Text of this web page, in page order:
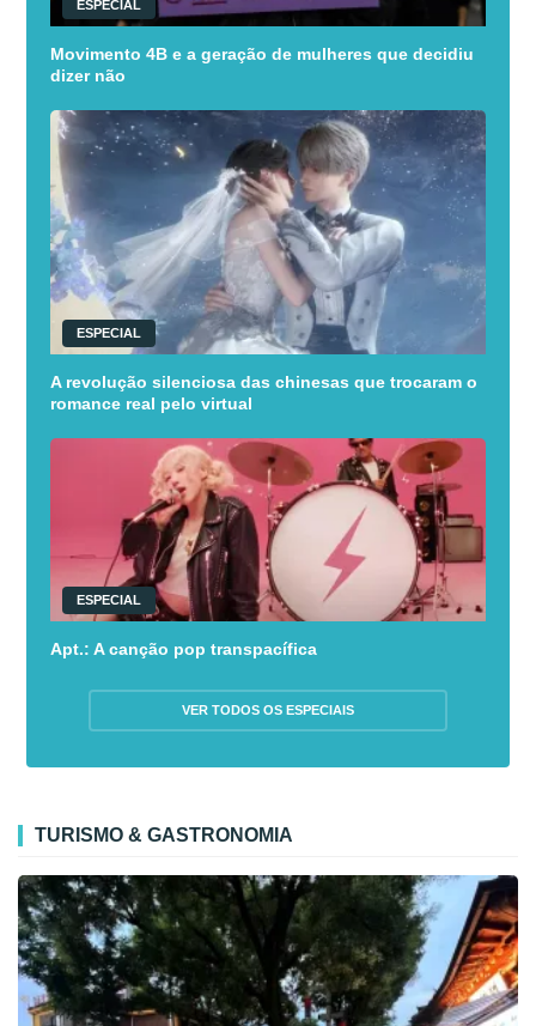
ESPECIAL
Movimento 4B e a geração de mulheres que decidiu
dizer não
ESPECIAL
A revolução silenciosa das chinesas que trocaram o
romance real pelo virtual
ESPECIAL
Apt.: A canção pop transpacífica
VER TODOS OS ESPECIAIS
TURISMO & GASTRONOMIA